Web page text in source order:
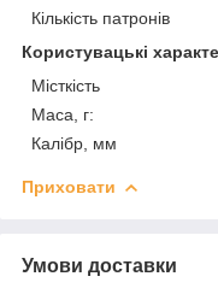
Кількість патронів
Користувацькі
Місткість
Маса, г:
Калібр, мм
Приховати
Умови доставки